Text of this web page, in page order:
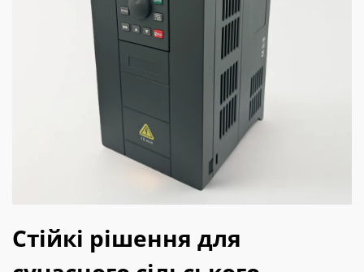
Стійкі рішення для